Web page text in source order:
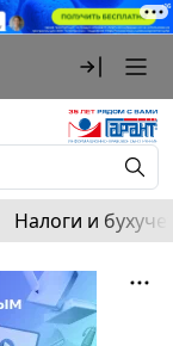
Налоги и